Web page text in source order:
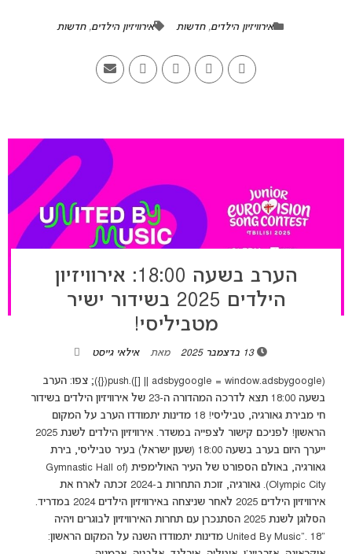
אירוויזיון הילדים,חדשות אירוויזיון הילדים,חדשות
הערב בשעה 18:00: אירוויזיון
הילדים 2025 בשידור ישיר
מטביליסי!
13 בדצמבר 2025 מאת אילאי גייסט
(adsbygoogle = window.adsbygoogle || []).push({}); צפו: הערב
בשעה 18:00 תצא לדרכה המהדורה ה-23 של אירוויזיון הילדים בשידור
חי מבירת גאורגיה, טביליסי! 18 מדינות יתמודדו הערב על המקום
הראשון! לפניכם קישור לצפייה במשדר. אירוויזיון הילדים לשנת 2025
ייערך היום בערב בשעה 18:00 (שעון ישראל) בעיר טביליסי, בירת
גאורגיה, באולם הספורט של העיר האולימפית (Gymnastic Hall of
Olympic City). גאורגיה, זוכת התחרות ב-2024 זכתה לארח את
אירוויזיון הילדים 2025 לאחר שניצחה באירוויזיון הילדים 2024 במדריד.
הסלוגן לשנת 2025 הסתנכרן עם תחרות האירוויזיון לבוגרים ויהיה
"United By Music". 18 מדינות יתמודדו השנה על המקום הראשון: